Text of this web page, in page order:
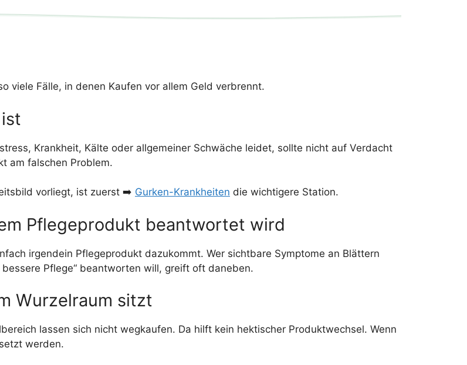
viele Fälle, in denen Kaufen vor allem Geld verbrennt.
Krankheit, Kälte oder allgemeiner Schwäche leidet, sollte nicht auf Verdacht
am falschen Problem.
vorliegt, ist zuerst ➡️ Gurken-Krankheiten die wichtigere Station.
Pflegeprodukt beantwortet wird
irgendein Pflegeprodukt dazukommt. Wer sichtbare Symptome an Blättern
Pflege“ beantworten will, greift oft daneben.
Wurzelraum sitzt
lassen sich nicht wegkaufen. Da hilft kein hektischer Produktwechsel. Wenn
werden.